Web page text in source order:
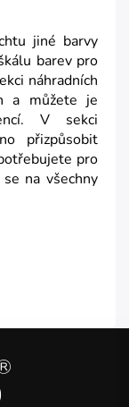
jiné barvy
barev pro
náhradních
a můžete je
V sekci
přizpůsobit
pro
na všechny